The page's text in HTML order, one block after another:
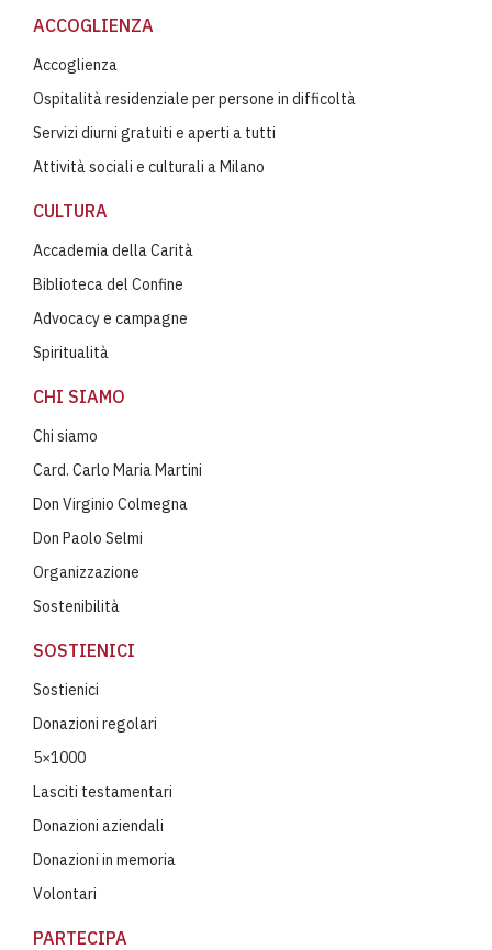
ACCOGLIENZA
Accoglienza
Ospitalità residenziale per persone in difficoltà
Servizi diurni gratuiti e aperti a tutti
Attività sociali e culturali a Milano
CULTURA
Accademia della Carità
Biblioteca del Confine
Advocacy e campagne
Spiritualità
CHI SIAMO
Chi siamo
Card. Carlo Maria Martini
Don Virginio Colmegna
Don Paolo Selmi
Organizzazione
Sostenibilità
SOSTIENICI
Sostienici
Donazioni regolari
5×1000
Lasciti testamentari
Donazioni aziendali
Donazioni in memoria
Volontari
PARTECIPA